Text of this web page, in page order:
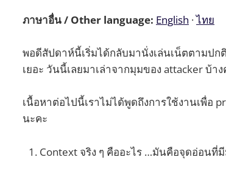
ภาษาอื่น / Other language: English ·ไทย
พอดีสัปดาห์นี้เริ่มได้กลับมานั่งเล่นเน็ตตามปก
เยอะ วันนี้เลยมาเล่าจากมุมของ attacker บ้า
เนื้อหาต่อไปนี้เราไม่ได้พูดถึงการใช้งานเพื่อ
นะคะ
Context จริง ๆ คืออะไร …มันคือจุดอ่อนที่